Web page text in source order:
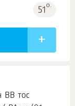
51о.